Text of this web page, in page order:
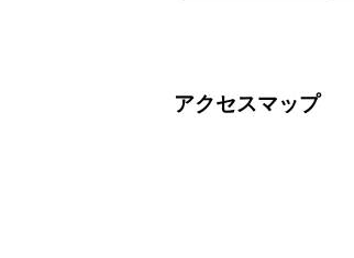
アクセスマップ